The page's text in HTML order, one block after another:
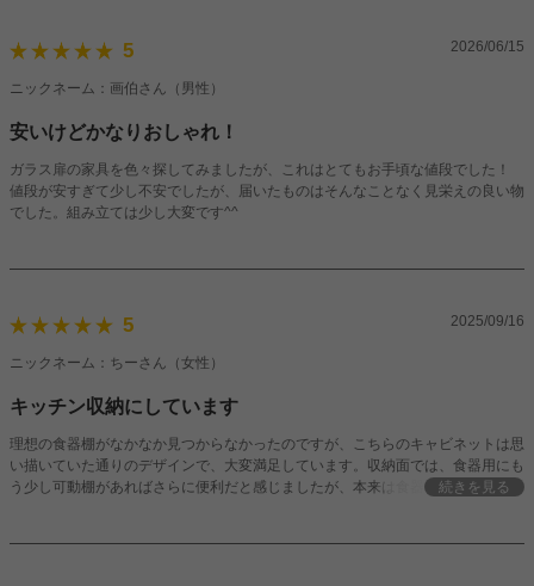
5 2026/06/15
ニックネーム：画伯さん（男性）
安いけどかなりおしゃれ！
ガラス扉の家具を色々探してみましたが、これはとてもお手頃な値段でした！
値段が安すぎて少し不安でしたが、届いたものはそんなことなく見栄えの良い物
でした。組み立ては少し大変です^^
5 2025/09/16
ニックネーム：ちーさん（女性）
キッチン収納にしています
理想の食器棚がなかなか見つからなかったのですが、こちらのキャビネットは思
い描いていた通りのデザインで、大変満足しています。収納面では、食器用にも
う少し可動棚があればさらに便利だと感じましたが、本来は食器棚ではないた
続きを見る